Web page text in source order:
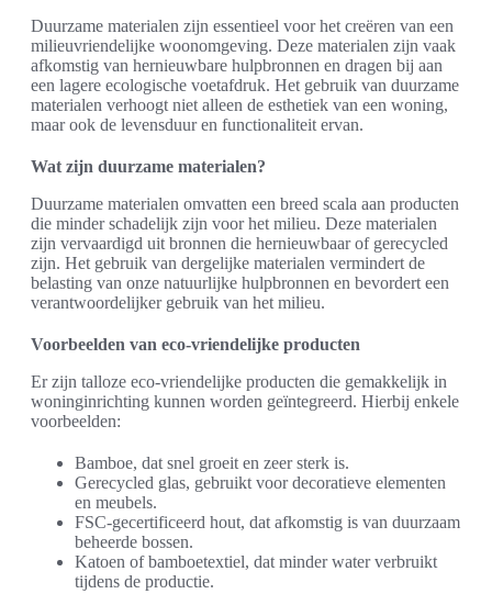
Duurzame materialen zijn essentieel voor het creëren van een
milieuvriendelijke woonomgeving. Deze materialen zijn vaak
afkomstig van hernieuwbare hulpbronnen en dragen bij aan
een lagere ecologische voetafdruk. Het gebruik van duurzame
materialen verhoogt niet alleen de esthetiek van een woning,
maar ook de levensduur en functionaliteit ervan.
Wat zijn duurzame materialen?
Duurzame materialen omvatten een breed scala aan producten
die minder schadelijk zijn voor het milieu. Deze materialen
zijn vervaardigd uit bronnen die hernieuwbaar of gerecycled
zijn. Het gebruik van dergelijke materialen vermindert de
belasting van onze natuurlijke hulpbronnen en bevordert een
verantwoordelijker gebruik van het milieu.
Voorbeelden van eco-vriendelijke producten
Er zijn talloze eco-vriendelijke producten die gemakkelijk in
woninginrichting kunnen worden geïntegreerd. Hierbij enkele
voorbeelden:
Bamboe, dat snel groeit en zeer sterk is.
Gerecycled glas, gebruikt voor decoratieve elementen
en meubels.
FSC-gecertificeerd hout, dat afkomstig is van duurzaam
beheerde bossen.
Katoen of bamboetextiel, dat minder water verbruikt
tijdens de productie.